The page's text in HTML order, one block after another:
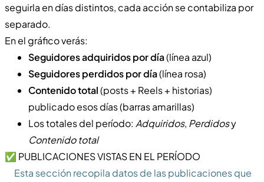
seguirla en días distintos, cada acción se contabiliza por
separado.
En el gráfico verás:
Seguidores adquiridos por día(línea azul)
Seguidores perdidos por día(línea rosa)
Contenido total(posts + Reels + historias)
publicado esos días (barras amarillas)
Los totales del período: Adquiridos, Perdidosy
Contenido total
✅ PUBLICACIONES VISTAS EN EL PERÍODO
Esta sección recopila datos de las publicaciones que